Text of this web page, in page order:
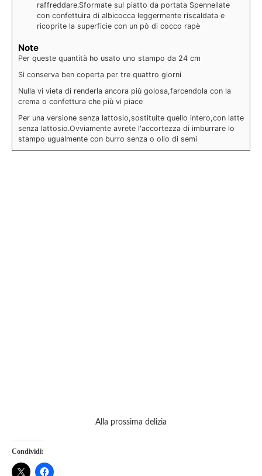
raffreddare.Sformate sul piatto da portata Spennellate
con confettuira di albicocca leggermente riscaldata e
ricoprite la superficie con un pò di cocco rapè
Note
Per queste quantità ho usato uno stampo da 24 cm
Si conserva ben coperta per tre quattro giorni
Nulla vi vieta di renderla ancora più golosa,farcendola con la
crema o confettura che più vi piace
Per una versione senza lattosio,sostituite quello intero,con latte
senza lattosio.Ovviamente avrete l'accortezza di imburrare lo
stampo ugualmente con burro senza o olio di semi
Alla prossima delizia
Condividi: